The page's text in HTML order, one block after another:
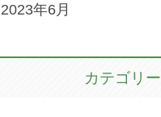
2023年6月
カテゴリー